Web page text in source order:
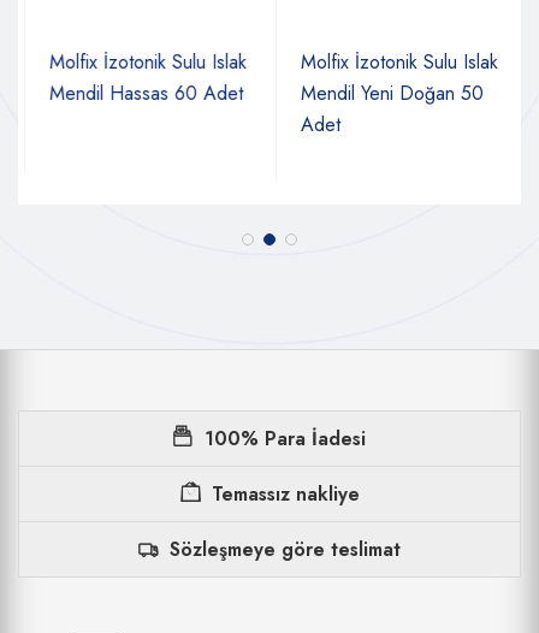
Molfix İzotonik Sulu Islak
Mendil Hassas 60 Adet
Molfix İzotonik Sulu Islak
Mendil Yeni Doğan 50
Adet
100% Para İadesi
Temassız nakliye
Sözleşmeye göre teslimat